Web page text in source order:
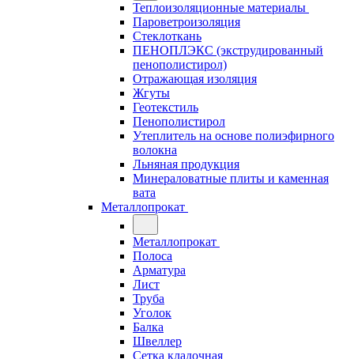
Теплоизоляционные материалы
Пароветроизоляция
Стеклоткань
ПЕНОПЛЭКС (экструдированный
пенополистирол)
Отражающая изоляция
Жгуты
Геотекстиль
Пенополистирол
Утеплитель на основе полиэфирного
волокна
Льняная продукция
Минераловатные плиты и каменная
вата
Металлопрокат
Металлопрокат
Полоса
Арматура
Лист
Труба
Уголок
Балка
Швеллер
Сетка кладочная